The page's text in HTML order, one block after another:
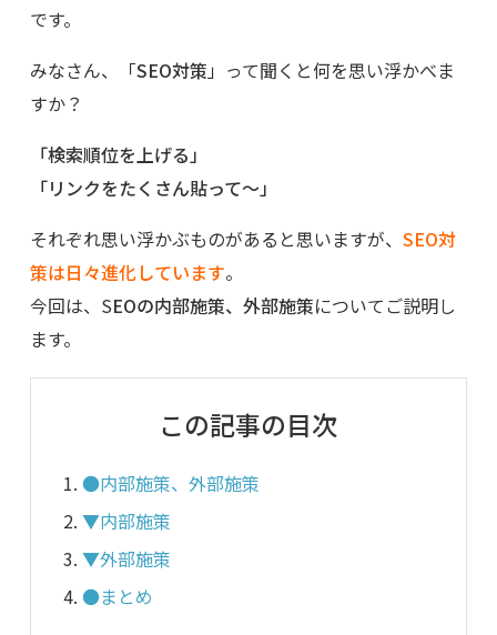
です。
みなさん、「SEO対策 」って聞くと何を思い浮かべま
すか？
「検索順位を上げる」
「リンクをたくさん貼って～」
それぞれ思い浮かぶものがあると思いますが、 SEO対
策は日々進化しています。
今回は、SEOの内部施策、外部施策についてご説明し
ます。
この記事の目次
●内部施策、外部施策
▼内部施策
▼外部施策
●まとめ